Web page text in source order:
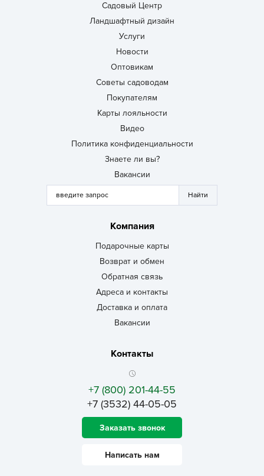
Садовый Центр
Ландшафтный дизайн
Услуги
Новости
Оптовикам
Советы садоводам
Покупателям
Карты лояльности
Видео
Политика конфиденциальности
Знаете ли вы?
Вакансии
Компания
Подарочные карты
Возврат и обмен
Обратная связь
Адреса и контакты
Доставка и оплата
Вакансии
Контакты
+7 (800) 201-44-55
+7 (3532) 44-05-05
Заказать звонок
Написать нам